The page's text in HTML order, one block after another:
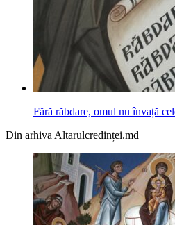
Fără răbdare, omul nu învață
Din arhiva Altarulcredinței.md